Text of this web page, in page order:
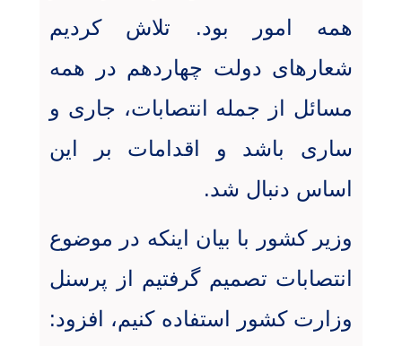
همه امور بود. تلاش کردیم
شعارهای دولت چهاردهم در همه
مسائل از جمله انتصابات، جاری و
ساری باشد و اقدامات بر این
اساس دنبال شد.
وزیر کشور با بیان اینکه در موضوع
انتصابات تصمیم گرفتیم از پرسنل
وزارت کشور استفاده کنیم، افزود: